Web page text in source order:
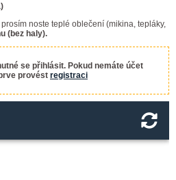
noste teplé oblečení (mikina, tepláky,
(bez haly).
se přihlásit. Pokud nemáte účet
provést registraci